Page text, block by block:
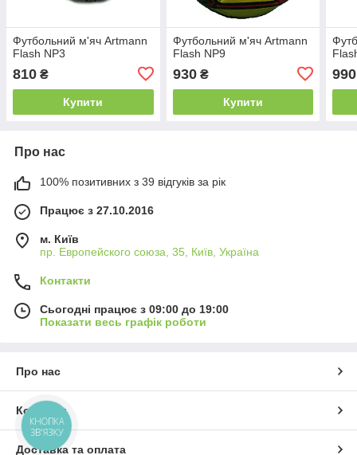
Футбольний м'яч Artmann
Flash NP3
810 ₴
Купити
Футбольний м'яч Artmann
Flash NP9
930₴
Купити
990
Про нас
100% позитивних з 39 відгуків за рік
Працює з 27.10.2016
м. Київ
пр. Европейского союза, 35, Київ, Україна
Контакти
Сьогодні працює з 09:00 до 19:00
Показати весь графік роботи
Про нас
Контакти
Доставка та оплата
КНОПКА
ЗВ'ЯЗКУ